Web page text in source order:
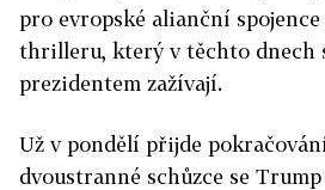
pro evropské alianční
thrilleru, který v těchto dnech
prezidentem zažívají.
Už v pondělí přijde
dvoustranné schůzce se